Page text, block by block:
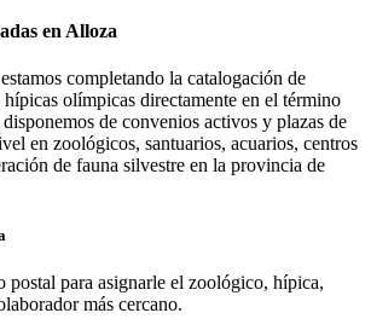
en Alloza
completando la catalogación de
olímpicas directamente en el término
disponemos de convenios activos y plazas de
en zoológicos, santuarios, acuarios, centros
de fauna silvestre en la provincia de
postal para asignarle el zoológico, hípica,
más cercano.